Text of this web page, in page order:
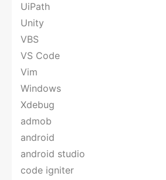
UiPath
Unity
VBS
VS Code
Vim
Windows
Xdebug
admob
android
android studio
code igniter